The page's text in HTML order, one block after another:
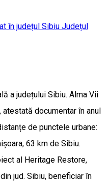
în județul Sibiu Județul
a județului Sibiu. Alma Vii
documentar în anul
de punctele urbane:
63 km de Sibiu.
al Heritage Restore,
jud. Sibiu, beneficiar în